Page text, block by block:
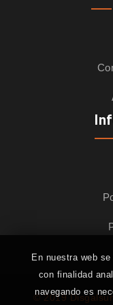
© 2019
En nuestra web
con finalidad
navegando es